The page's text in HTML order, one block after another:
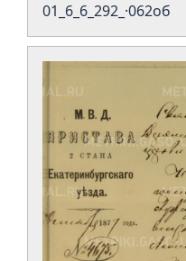
01_6_6_292_·062об